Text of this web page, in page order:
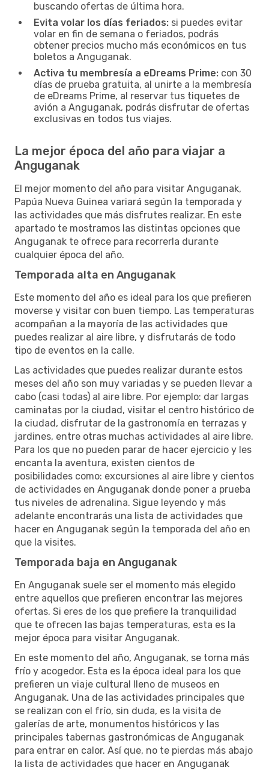
buscando ofertas de última hora.
Evita volar los días feriados: si puedes evitar
volar en fin de semana o feriados, podrás
obtener precios mucho más económicos en tus
boletos a Anguganak.
Activa tu membresía a eDreams Prime: con 30
días de prueba gratuita, al unirte a la membresía
de eDreams Prime, al reservar tus tiquetes de
avión a Anguganak, podrás disfrutar de ofertas
exclusivas en todos tus viajes.
La mejor época del año para viajar a
Anguganak
El mejor momento del año para visitar Anguganak,
Papúa Nueva Guinea variará según la temporada y
las actividades que más disfrutes realizar. En este
apartado te mostramos las distintas opciones que
Anguganak te ofrece para recorrerla durante
cualquier época del año.
Temporada alta en Anguganak
Este momento del año es ideal para los que prefieren
moverse y visitar con buen tiempo. Las temperaturas
acompañan a la mayoría de las actividades que
puedes realizar al aire libre, y disfrutarás de todo
tipo de eventos en la calle.
Las actividades que puedes realizar durante estos
meses del año son muy variadas y se pueden llevar a
cabo (casi todas) al aire libre. Por ejemplo: dar largas
caminatas por la ciudad, visitar el centro histórico de
la ciudad, disfrutar de la gastronomía en terrazas y
jardines, entre otras muchas actividades al aire libre.
Para los que no pueden parar de hacer ejercicio y les
encanta la aventura, existen cientos de
posibilidades como: excursiones al aire libre y cientos
de actividades en Anguganak donde poner a prueba
tus niveles de adrenalina. Sigue leyendo y más
adelante encontrarás una lista de actividades que
hacer en Anguganak según la temporada del año en
que la visites.
Temporada baja en Anguganak
En Anguganak suele ser el momento más elegido
entre aquellos que prefieren encontrar las mejores
ofertas. Si eres de los que prefiere la tranquilidad
que te ofrecen las bajas temperaturas, esta es la
mejor época para visitar Anguganak.
En este momento del año, Anguganak, se torna más
frío y acogedor. Esta es la época ideal para los que
prefieren un viaje cultural lleno de museos en
Anguganak. Una de las actividades principales que
se realizan con el frío, sin duda, es la visita de
galerías de arte, monumentos históricos y las
principales tabernas gastronómicas de Anguganak
para entrar en calor. Así que, no te pierdas más abajo
la lista de actividades que hacer en Anguganak